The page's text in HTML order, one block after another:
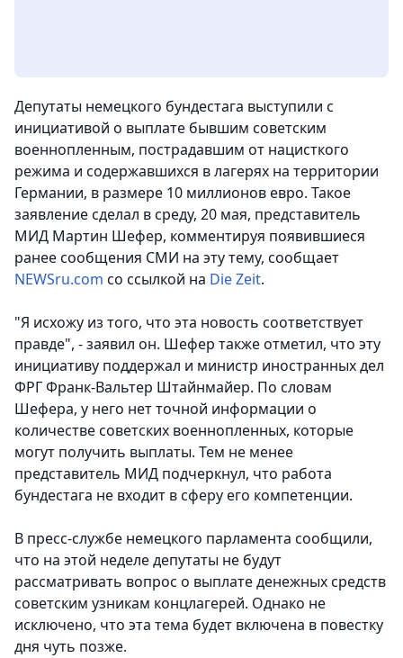
Депутаты немецкого бундестага выступили с
инициативой о выплате бывшим советским
военнопленным, пострадавшим от нацисткого
режима и содержавшихся в лагерях на территории
Германии, в размере 10 миллионов евро. Такое
заявление сделал в среду, 20 мая, представитель
МИД Мартин Шефер, комментируя появившиеся
ранее сообщения СМИ на эту тему, сообщает
NEWSru.com со ссылкой на Die Zeit.
"Я исхожу из того, что эта новость соответствует
правде", - заявил он. Шефер также отметил, что эту
инициативу поддержал и министр иностранных дел
ФРГ Франк-Вальтер Штайнмайер. По словам
Шефера, у него нет точной информации о
количестве советских военнопленных, которые
могут получить выплаты. Тем не менее
представитель МИД подчеркнул, что работа
бундестага не входит в сферу его компетенции.
В пресс-службе немецкого парламента сообщили,
что на этой неделе депутаты не будут
рассматривать вопрос о выплате денежных средств
советским узникам концлагерей. Однако не
исключено, что эта тема будет включена в повестку
дня чуть позже.